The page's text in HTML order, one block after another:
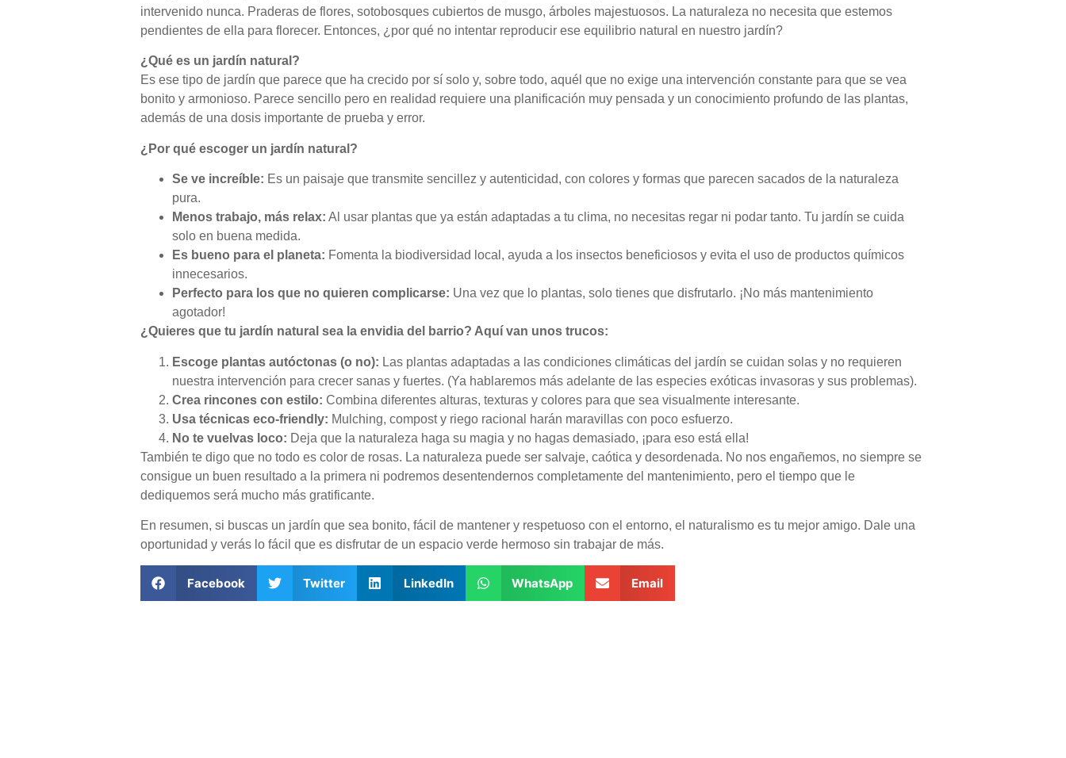
intervenido nunca. Praderas de flores, sotobosques cubiertos de musgo, árboles majestuosos. La naturaleza no necesita que estemos
pendientes de ella para florecer. Entonces, ¿por qué no intentar reproducir ese equilibrio natural en nuestro jardín?
¿Qué es un jardín natural?
Es ese tipo de jardín que parece que ha crecido por sí solo y, sobre todo, aquél que no exige una intervención constante para que se vea
bonito y armonioso. Parece sencillo pero en realidad requiere una planificación muy pensada y un conocimiento profundo de las plantas,
además de una dosis importante de prueba y error.
¿Por qué escoger un jardín natural?
Se ve increíble: Es un paisaje que transmite sencillez y autenticidad, con colores y formas que parecen sacados de la naturaleza
pura.
Menos trabajo, más relax: Al usar plantas que ya están adaptadas a tu clima, no necesitas regar ni podar tanto. Tu jardín se cuida
solo en buena medida.
Es bueno para el planeta: Fomenta la biodiversidad local, ayuda a los insectos beneficiosos y evita el uso de productos químicos
innecesarios.
Perfecto para los que no quieren complicarse: Una vez que lo plantas, solo tienes que disfrutarlo. ¡No más mantenimiento
agotador!
¿Quieres que tu jardín natural sea la envidia del barrio? Aquí van unos trucos:
Escoge plantas autóctonas (o no): Las plantas adaptadas a las condiciones climáticas del jardín se cuidan solas y no requieren
nuestra intervención para crecer sanas y fuertes. (Ya hablaremos más adelante de las especies exóticas invasoras y sus problemas).
Crea rincones con estilo: Combina diferentes alturas, texturas y colores para que sea visualmente interesante.
Usa técnicas eco-friendly: Mulching, compost y riego racional harán maravillas con poco esfuerzo.
No te vuelvas loco: Deja que la naturaleza haga su magia y no hagas demasiado, ¡para eso está ella!
También te digo que no todo es color de rosas. La naturaleza puede ser salvaje, caótica y desordenada. No nos engañemos, no siempre se
consigue un buen resultado a la primera ni podremos desentendernos completamente del mantenimiento, pero el tiempo que le
dediquemos será mucho más gratificante.
En resumen, si buscas un jardín que sea bonito, fácil de mantener y respetuoso con el entorno, el naturalismo es tu mejor amigo. Dale una
oportunidad y verás lo fácil que es disfrutar de un espacio verde hermoso sin trabajar de más.
Facebook Twitter LinkedIn WhatsApp Email